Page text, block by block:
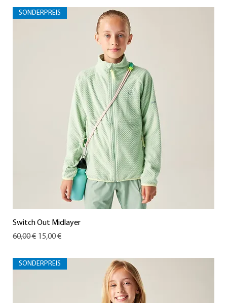
SONDERPREIS
Switch Out Midlayer
Standardpreis
60,00 € Sale-Preis
15,00 €
SONDERPREIS